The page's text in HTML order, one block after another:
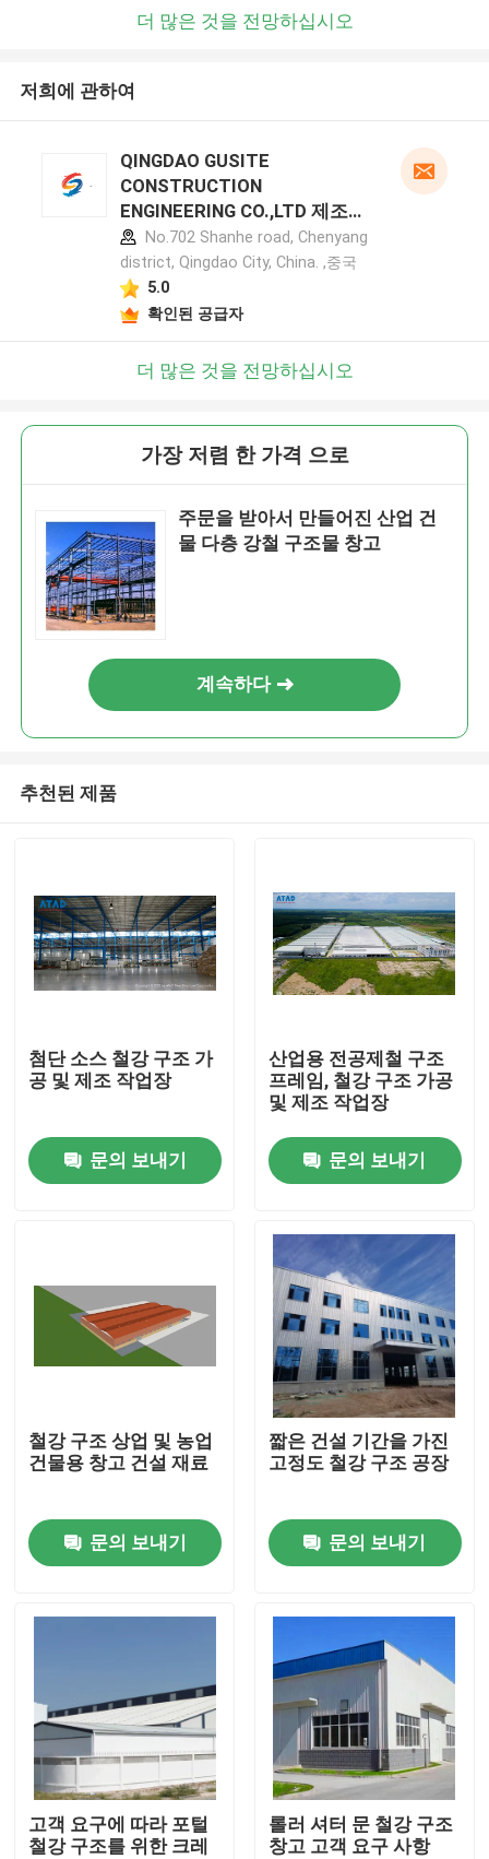
제품
동영상
우리에 대하여
품질 관리
철골 구조물 저장소
철골 구조물 워크샵
가벼운 철골 구조물
더 많은 것을 전망하십시오
저희에 관하여
QINGDAO GUSITE
CONSTRUCTION
ENGINEERING CO.,LTD 제조업
체 프로필
No.702 Shanhe road, Chenyang
district, Qingdao City, China. ,중국
5.0
확인된 공급자
더 많은 것을 전망하십시오
가장 저렴 한 가격 으로
주문을 받아서 만들어진 산업 건
물 다층 강철 구조물 창고
계속하다
추천된 제품
첨단 소스 철강 구조 가
공 및 제조 작업장
문의 보내기
산업용 전공제철 구조
프레임, 철강 구조 가공
및 제조 작업장
문의 보내기
철강 구조 상업 및 농업
건물용 창고 건설 재료
문의 보내기
짧은 건설 기간을 가진
고정도 철강 구조 공장
문의 보내기
고객 요구에 따라 포털
철강 구조를 위한 크레
롤러 셔터 문 철강 구조
창고 고객 요구 사항